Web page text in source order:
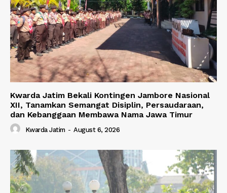
Kwarda Jatim Bekali Kontingen Jambore Nasional
XII, Tanamkan Semangat Disiplin, Persaudaraan,
dan Kebanggaan Membawa Nama Jawa Timur
Kwarda Jatim - August 6, 2026